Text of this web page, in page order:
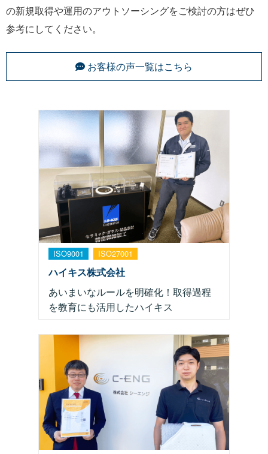
の新規取得や運用のアウトソーシングをご検討の方はぜひ
参考にしてください。
お客様の声一覧はこちら
ISO9001 ISO27001
ハイキス株式会社
あいまいなルールを明確化！取得過程
を教育にも活用したハイキス